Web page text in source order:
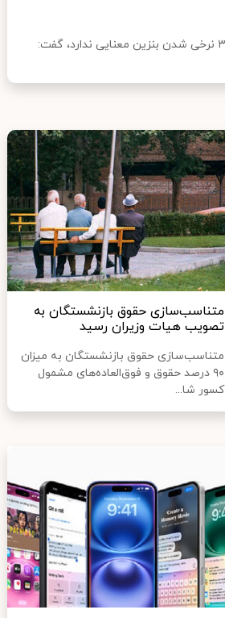
احمدی رییس کمیسیون انرژی مجلس با بیان اینکه ۳ نرخی شدن بنزین معنایی ندارد، گفت:
متناسب‌سازی حقوق بازنشستگان به
تصویب هیات وزیران رسید
متناسب‌سازی حقوق بازنشستگان به میزان
۹۰ درصد حقوق و فوق‌العاده‌های مشمول
کسور شا...